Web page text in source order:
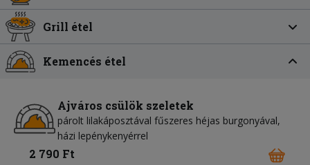
Grill étel
Kemencés étel
Ajváros csülök szeletek
párolt lilakáposztával fűszeres héjas burgonyával,
házi lepénykenyérrel
2 790 Ft